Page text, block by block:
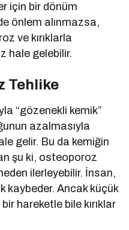
için bir dönüm
önlem alınmazsa,
ve kırıklarla
hale gelebilir.
Tehlike
“gözenekli kemik”
azalmasıyla
gelir. Bu da kemiğin
şu ki, osteoporoz
ilerleyebilir. İnsan,
kaybeder. Ancak küçük
hareketle bile kırıklar